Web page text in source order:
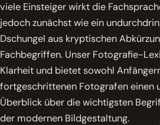
viele Einsteiger wirkt die
jedoch zunächst wie ein
Dschungel aus kryptischen
Fachbegriffen. UnserFotografie-
Klarheit und bietet sowohl
fortgeschrittenen Fotografen einen
Überblick über die wichtigsten
der modernen Bildgestaltung.